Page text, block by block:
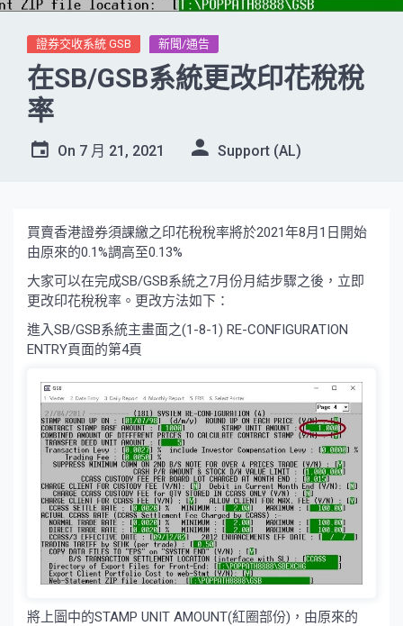
證券交收系統 GSB 新聞/通告
在SB/GSB系統更改印花稅稅
率
On 7 月 21, 2021 Support (AL)
買賣香港證券須課繳之印花稅稅率將於2021年8月1日開始
由原來的0.1%調高至0.13%
大家可以在完成SB/GSB系統之7月份月結步驟之後，立即
更改印花稅稅率。更改方法如下：
進入SB/GSB系統主畫面之(1-8-1) RE-CONFIGURATION
ENTRY頁面的第4頁
將上圖中的STAMP UNIT AMOUNT(紅圈部份)，由原來的